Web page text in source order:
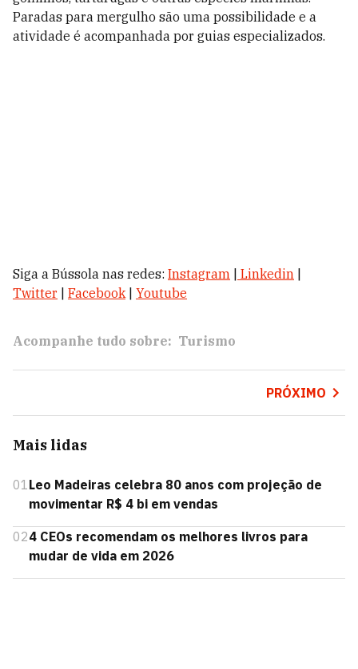
Paradas para mergulho são uma possibilidade e a
atividade é acompanhada por guias especializados.
Siga a Bússola nas redes: Instagram Linkedin
Twitter
Facebook| Youtube
Acompanhe tudo sobre: Turismo
PRÓXIMO
Mais lidas
01Leo Madeiras celebra 80 anos com projeção de
movimentar R$ 4 bi em vendas
024 CEOs recomendam os melhores livros para
mudar de vida em 2026